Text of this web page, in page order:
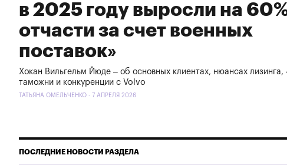
в 2025 году выросли на
отчасти за счет военных
поставок»
Хокан Вильгельм Йюде – об основных клиентах, нюансах лизинга,
таможни и конкуренции с Volvo
ТАТЬЯНА ОМЕЛЬЧЕНКО - 7 АПРЕЛЯ 2026
ПОСЛЕДНИЕ НОВОСТИ РАЗДЕЛА